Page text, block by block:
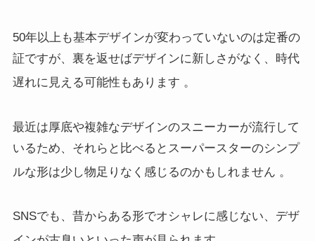
50年以上も基本デザインが変わっていないのは定番の
証ですが、裏を返せばデザインに新しさがなく、時代
遅れに見える可能性もあります 。
最近は厚底や複雑なデザインのスニーカーが流行して
いるため、それらと比べるとスーパースターのシンプ
ルな形は少し物足りなく感じるのかもしれません 。
SNSでも、昔からある形でオシャレに感じない、デザ